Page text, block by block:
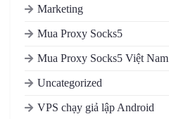
Marketing
Mua Proxy Socks5
Mua Proxy Socks5 Việt Nam
Uncategorized
VPS chạy giả lập Android